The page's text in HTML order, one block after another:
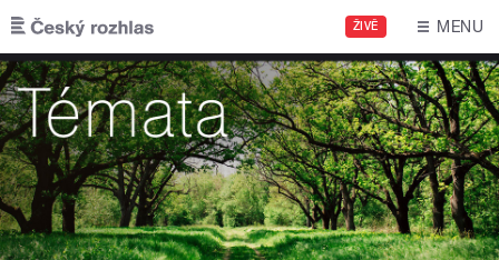
Přejít k hlavnímu obsahu
ŽIVĚ MENU